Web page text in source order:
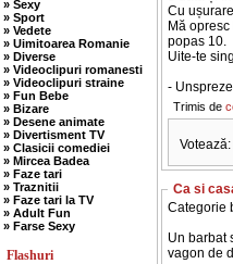
» Sexy
» Sport
» Vedete
» Uimitoarea Romanie
» Diverse
» Videoclipuri romanesti
» Videoclipuri straine
» Fun Bebe
» Bizare
» Desene animate
» Divertisment TV
» Clasicii comediei
» Mircea Badea
» Faze tari
» Traznitii
» Faze tari la TV
» Adult Fun
» Farse Sexy
Flashuri
Cu
Mă
popas 10.
Uite-te
-
Trimis de
Votează:
Ca si
Categorie
Un barbat
vagon de